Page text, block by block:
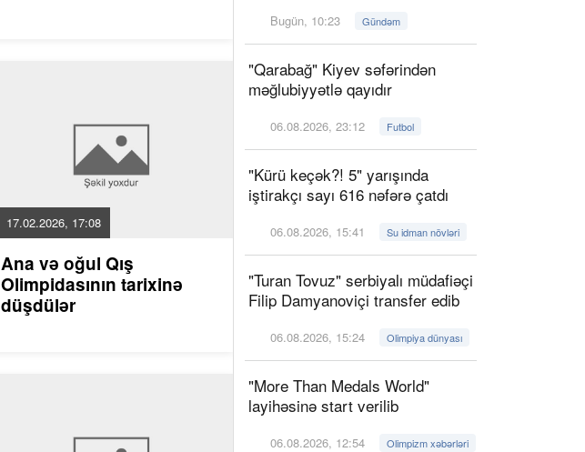
17.02.2026, 17:08
Ana və oğul Qış
Olimpidasının tarixinə
düşdülər
Bugün, 10:23 Gündəm
"Qarabağ" Kiyev səfərindən
məğlubiyyətlə qayıdır
06.08.2026, 23:12 Futbol
"Kürü keçək?! 5" yarışında
iştirakçı sayı 616 nəfərə çatdı
06.08.2026, 15:41 Su idman növləri
"Turan Tovuz" serbiyalı müdafiəçi
Filip Damyanoviçi transfer edib
06.08.2026, 15:24 Olimpiya dünyası
"More Than Medals World"
layihəsinə start verilib
06.08.2026, 12:54 Olimpizm xəbərləri